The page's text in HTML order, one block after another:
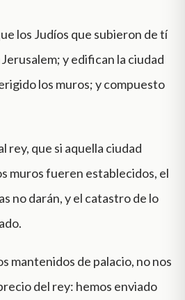
los Judíos que subieron de tí
y edifican la ciudad
los muros; y compuesto
rey, que si aquella ciudad
muros fueren establecidos, el
no darán, y el catastro de lo
mantenidos de palacio, no nos
del rey: hemos enviado